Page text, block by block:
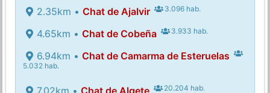
2.35km • Chat de Ajalvir 3.096 hab.
4.65km • Chat de Cobeña 3.933 hab.
6.94km • Chat de Camarma de Esteruelas
5.032 hab.
7.02km • Chat de Algete 20.204 hab.